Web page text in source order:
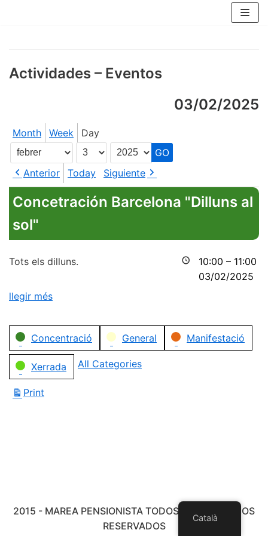
Actividades – Eventos
03/02/2025
Month Week Day
Month
Day
Year
Anterior
Today Siguiente
Concetración Barcelona "Dilluns al
sol"
10:00 – 11:00
03/02/2025
Tots els dilluns.
llegir més
Categories
Concentració General Manifestació
Xerrada All Categories
Print
2015 - MAREA PENSIONISTA TODOS LOS DERECHOS
RESERVADOS
Català